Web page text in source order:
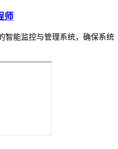
师
智能监控与管理系统，确保系统